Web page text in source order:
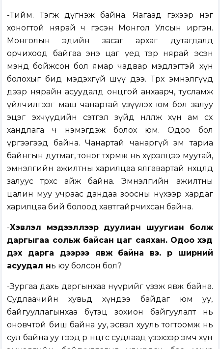
-Тийм. Тэгж дүгнэж байна. Яагаад гэхээр нэг
хоногтой нярай ч гэсэн Монгол Улсын иргэн.
Монголын эдийн засаг архаг дутагдалд
орчихоод байгаа энэ цаг үед тэр нярай эсэн
мэнд бойжсон бол ямар чадвар мэдлэгтэй хүн
болохыг бид мэдэхгүй шүү дээ. Төрөх эмнэлгүүд
дээр нярайн асуудалд онцгой анхаарч, тусламж
үйлчилгээг маш чанартай үзүүлэх юм бол залуу
эцэг эхчүүдийн сэтгэл зүйд нөлөөлж хүн ам өсөх
хандлага ч нэмэгдэж болох юм. Одоо бол
үргээгээд байна. Чанартай чанаргүй эм тариа
байнгын дутмаг, тоног төхөөрмж нь хүрэлцээ муутай,
эмнэлгийн ажилтны харилцаа ялгавартай нөхцөлд
залуус төрөхөөс айж байна. Эмнэлгийн ажилтны
цалин муу учраас дандаа зоосны нүхээр хардаг
харилцаа бий болоод хавтгайрчихсан байна.
-Хэвлэл мэдээллээр дуулиан шуугиан болж
даргыгаа сольж байсан цаг саяхан. Одоо хэд
дэх дарга дээрээ явж байна вэ. Өр ширний
асуудал нь юу болсон бол?
-Зургаа дахь даргынхаа нүүрийг үзэж явж байна.
Судлаачийн хувьд хүндээ байдаг юм уу,
байгууллагынхаа бүтэц зохион байгуулалт нь
оновчтой биш байна уу, эсвэл хууль тогтоомж нь
сул байна уу гээд өөр өнцгөөс судлаад үзэхээр эмч хүн